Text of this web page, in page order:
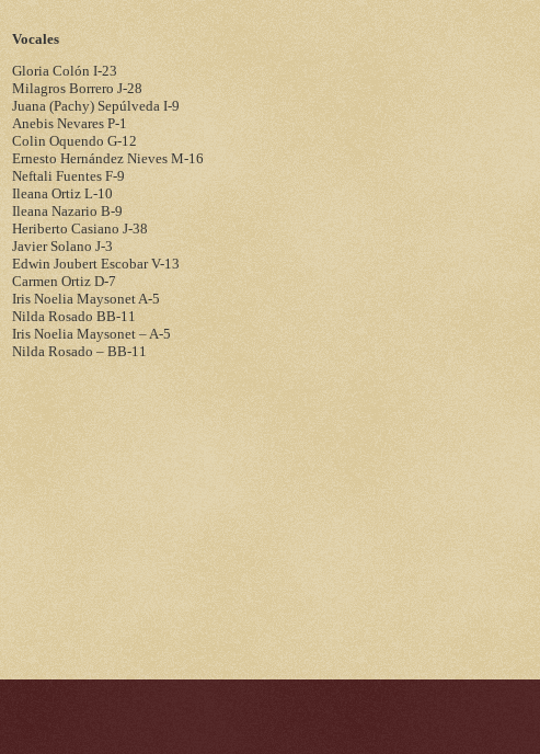
Vocales
Gloria Colón I-23
Milagros Borrero J-28
Juana (Pachy) Sepúlveda I-9
Anebis Nevares P-1
Colin Oquendo G-12
Ernesto Hernández Nieves M-16
Neftali Fuentes F-9
Ileana Ortiz L-10
Ileana Nazario B-9
Heriberto Casiano J-38
Javier Solano J-3
Edwin Joubert Escobar V-13
Carmen Ortiz D-7
Iris Noelia Maysonet A-5
Nilda Rosado BB-11
Iris Noelia Maysonet – A-5
Nilda Rosado – BB-11